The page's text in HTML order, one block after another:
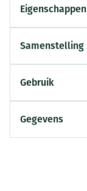
Eigenschappen
Samenstelling
Gebruik
Gegevens